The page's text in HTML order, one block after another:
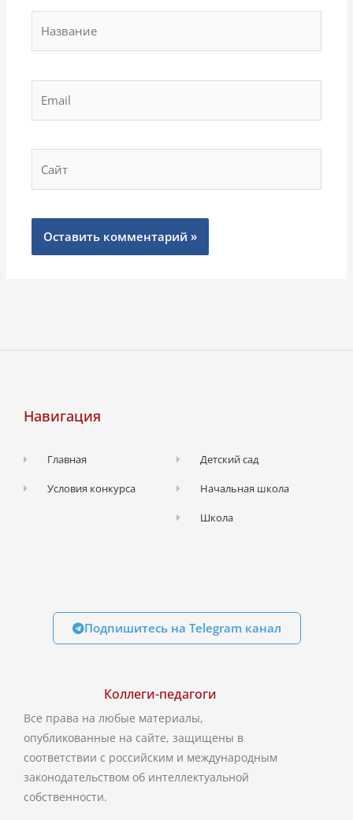
Навигация
Главная
Условия конкурса
Детский сад
Начальная школа
Школа
Подпишитесь на Telegram канал
Коллеги-педагоги
Все права на любые материалы,
опубликованные на сайте, защищены в
соответствии с российским и международным
законодательством об интеллектуальной
собственности.